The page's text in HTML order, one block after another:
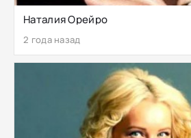
Наталия Орейро
2 года назад